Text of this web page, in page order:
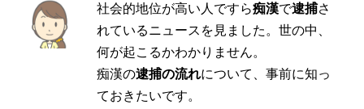
社会的地位が高い人ですら痴漢で逮捕さ
れているニュースを見ました。世の中、
何が起こるかわかりません。
痴漢の逮捕の流れについて、事前に知っ
ておきたいです。